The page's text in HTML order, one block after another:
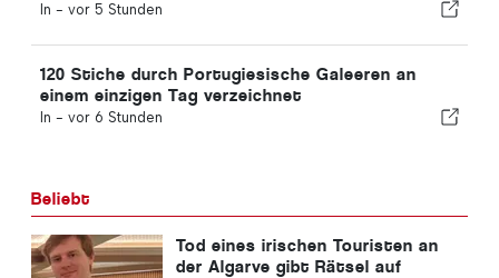
Schnellverfahren-Kanal
In - vor 5 Stunden
120 Stiche durch Portugiesische Galeeren an
einem einzigen Tag verzeichnet
In - vor 6 Stunden
Beliebt
Tod eines irischen Touristen an
der Algarve gibt Rätsel auf